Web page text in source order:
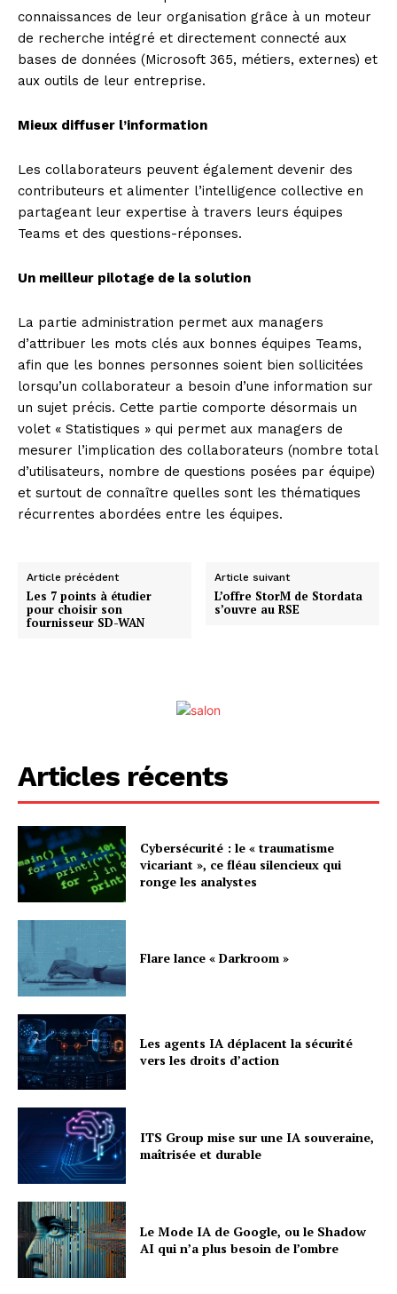
connaissances de leur organisation grâce à un moteur
de recherche intégré et directement connecté aux
bases de données (Microsoft 365, métiers, externes) et
aux outils de leur entreprise.
Mieux diffuser l’information
Les collaborateurs peuvent également devenir des
contributeurs et alimenter l’intelligence collective en
partageant leur expertise à travers leurs équipes
Teams et des questions-réponses.
Un meilleur pilotage de la solution
La partie administration permet aux managers
d’attribuer les mots clés aux bonnes équipes Teams,
afin que les bonnes personnes soient bien sollicitées
lorsqu’un collaborateur a besoin d’une information sur
un sujet précis. Cette partie comporte désormais un
volet « Statistiques » qui permet aux managers de
mesurer l’implication des collaborateurs (nombre total
d’utilisateurs, nombre de questions posées par équipe)
et surtout de connaître quelles sont les thématiques
récurrentes abordées entre les équipes.
Article précédent
Les 7 points à étudier
pour choisir son
fournisseur SD-WAN
Article suivant
L’offre StorM de Stordata
s’ouvre au RSE
Articles récents
Cybersécurité : le « traumatisme
vicariant », ce fléau silencieux qui
ronge les analystes
Flare lance « Darkroom »
Les agents IA déplacent la sécurité
vers les droits d’action
ITS Group mise sur une IA souveraine,
maîtrisée et durable
Le Mode IA de Google, ou le Shadow
AI qui n’a plus besoin de l’ombre